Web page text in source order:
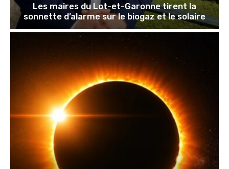
Les maires du Lot-et-Garonne tirent la
sonnette d’alarme sur le biogaz et le solaire